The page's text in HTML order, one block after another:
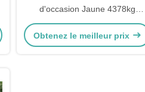
d'occasion Jaune 4378kg
Ascenseur chargeur de
remorqueuse d'occasion Roue
Obtenez le meilleur prix